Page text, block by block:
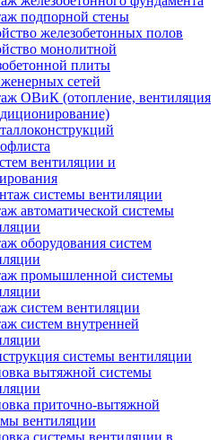
подпорной стены
железобетонных полов
монолитной
плиты
сетей
ОВиК (отопление, вентиляция
вентиляции и
системы вентиляции
автоматической системы
оборудования систем
промышленной системы
систем вентиляции
систем внутренней
системы вентиляции
вытяжной системы
приточно-вытяжной
вентиляции